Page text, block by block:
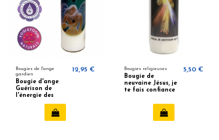
Bougies de l'ange
gardien
Bougie d'ange
Guérison de
l'énergie des
12,95 € Bougies religieuses
Bougie de
neuvaine Jésus, je
te fais confiance
5,50 €